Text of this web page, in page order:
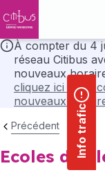
principal
À compter du 4
réseau Citibus
nouveaux horaires. Pour
déplacements,
les plans du
cliquez ici pour
nouveaux
Info trafic
Précédent
Ecoles de
Panneau de